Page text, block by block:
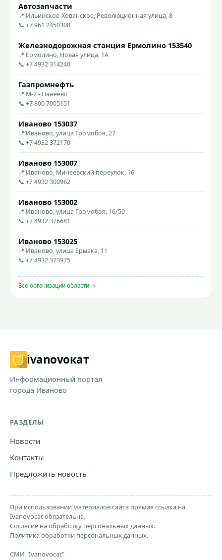
Автозапчасти
📍 Ильинское-Хованское, Революционная улица, 8
📞 +7 961 2450308
Железнодорожная станция Ермолино 153540
📍 Ермолино, Новая улица, 1А
📞 +7 4932 314240
Газпромнефть
📍 М-7 - Панеево
📞 +7 800 7005151
Иваново 153037
📍 Иваново, улица Громобоя, 27
📞 +7 4932 372170
Иваново 153007
📍 Иваново, Минеевский переулок, 16
📞 +7 4932 300962
Иваново 153002
📍 Иваново, улица Громобоя, 16/50
📞 +7 4932 376681
Иваново 153025
📍 Иваново, улица Ермака, 11
📞 +7 4932 373975
Все организации области →
ivanovoкат
Информационный портал
города Иваново
РАЗДЕЛЫ
Новости
Контакты
Предложить новость
При использовании материалов сайта прямая ссылка на
Ivanovocat обязательна.
Согласие на обработку персональных данных.
Политика обработки персональных данных.
СМИ "Ivanovocat"